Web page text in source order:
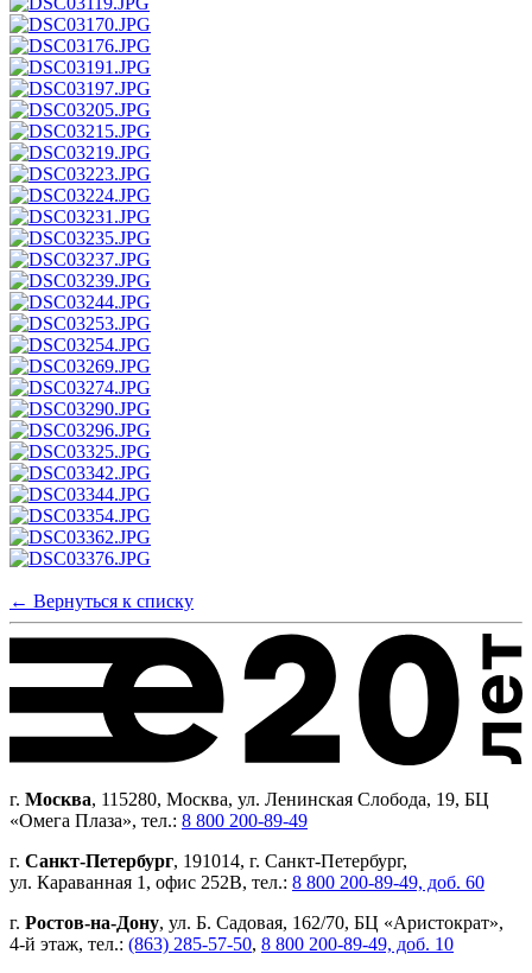
← Вернуться к списку
г. Москва, 115280, Москва, ул. Ленинская Слобода, 19, БЦ
«Омега Плаза», тел.: 8 800 200-89-49
г. Санкт-Петербург, 191014, г. Санкт-Петербург,
ул. Караванная 1, офис 252В, тел.: 8 800 200-89-49, доб. 60
г. Ростов-на-Дону, ул. Б. Садовая, 162/70, БЦ «Аристократ»,
4-й этаж, тел.: (863) 285-57-50, 8 800 200-89-49, доб. 10